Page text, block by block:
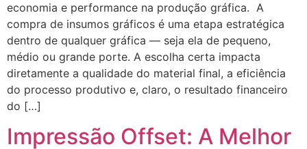
economia e performance na produção gráfica. A
compra de insumos gráficos é uma etapa estratégica
dentro de qualquer gráfica — seja ela de pequeno,
médio ou grande porte. A escolha certa impacta
diretamente a qualidade do material final, a eficiência
do processo produtivo e, claro, o resultado financeiro
do […]
Impressão Offset: A Melhor